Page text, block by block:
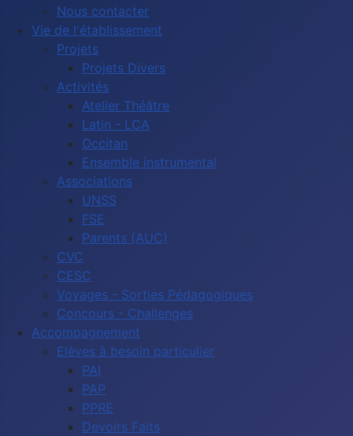
Nous contacter
Vie de l'établissement
Projets
Projets Divers
Activités
Atelier Théâtre
Latin - LCA
Occitan
Ensemble instrumental
Associations
UNSS
FSE
Parents (AUC)
CVC
CESC
Voyages - Sorties Pédagogiques
Concours - Challenges
Accompagnement
Elèves à besoin particulier
PAI
PAP
PPRE
Devoirs Faits